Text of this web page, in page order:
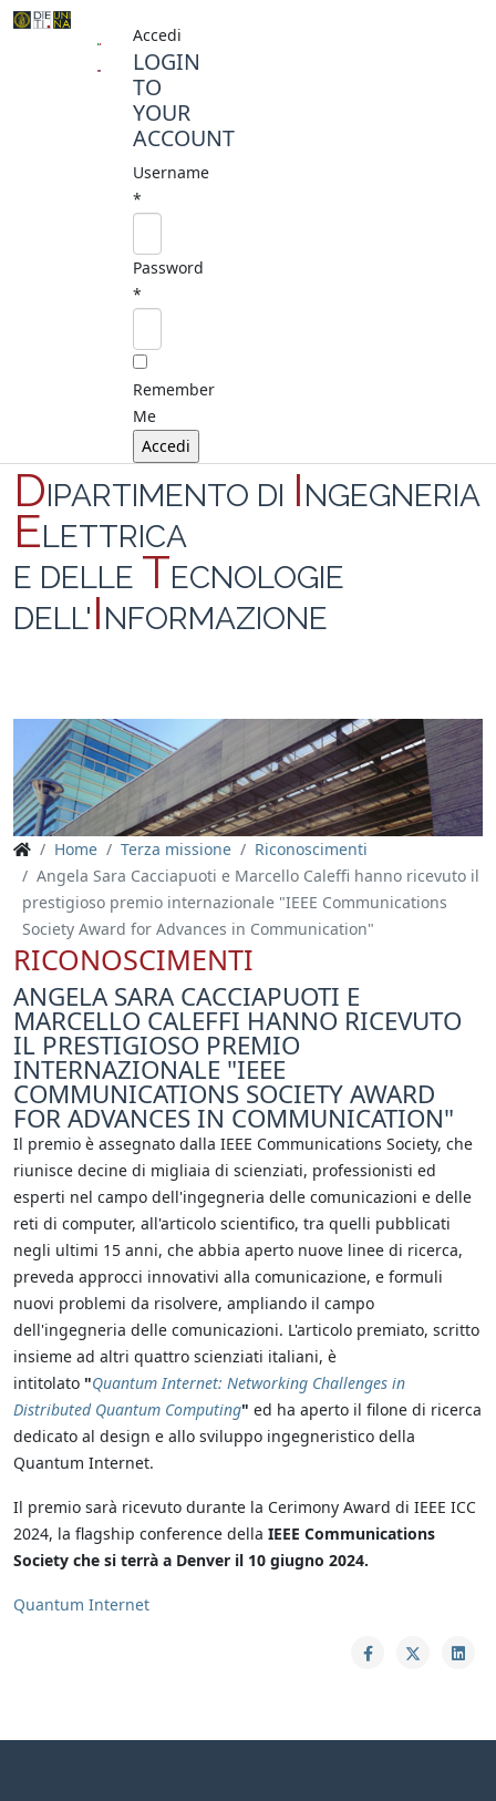
Accedi
LOGIN
TO
YOUR
ACCOUNT
Username
*
Password
*
Remember
Me
DIPARTIMENTO DI INGEGNERIA
ELETTRICA
E DELLE TECNOLOGIE
DELL'INFORMAZIONE
Home Terza missione
Riconoscimenti
Angela Sara Cacciapuoti e Marcello Caleffi hanno ricevuto il
prestigioso premio internazionale "IEEE Communications
Society Award for Advances in Communication"
RICONOSCIMENTI
ANGELA SARA CACCIAPUOTI E
MARCELLO CALEFFI HANNO RICEVUTO
IL PRESTIGIOSO PREMIO
INTERNAZIONALE "IEEE
COMMUNICATIONS SOCIETY AWARD
FOR ADVANCES IN COMMUNICATION"
Il premio è assegnato dalla IEEE Communications Society, che
riunisce decine di migliaia di scienziati, professionisti ed
esperti nel campo dell'ingegneria delle comunicazioni e delle
reti di computer, all'articolo scientifico, tra quelli pubblicati
negli ultimi 15 anni, che abbia aperto nuove linee di ricerca,
preveda approcci innovativi alla comunicazione, e formuli
nuovi problemi da risolvere, ampliando il campo
dell'ingegneria delle comunicazioni. L'articolo premiato, scritto
insieme ad altri quattro scienziati italiani, è
intitolato "Quantum Internet: Networking Challenges in
Distributed Quantum Computing" ed ha aperto il filone di ricerca
dedicato al design e allo sviluppo ingegneristico della
Quantum Internet.
Il premio sarà ricevuto durante la Cerimony Award di IEEE ICC
2024, la flagship conference della IEEE Communications
Society che si terrà a Denver il 10 giugno 2024.
Quantum Internet